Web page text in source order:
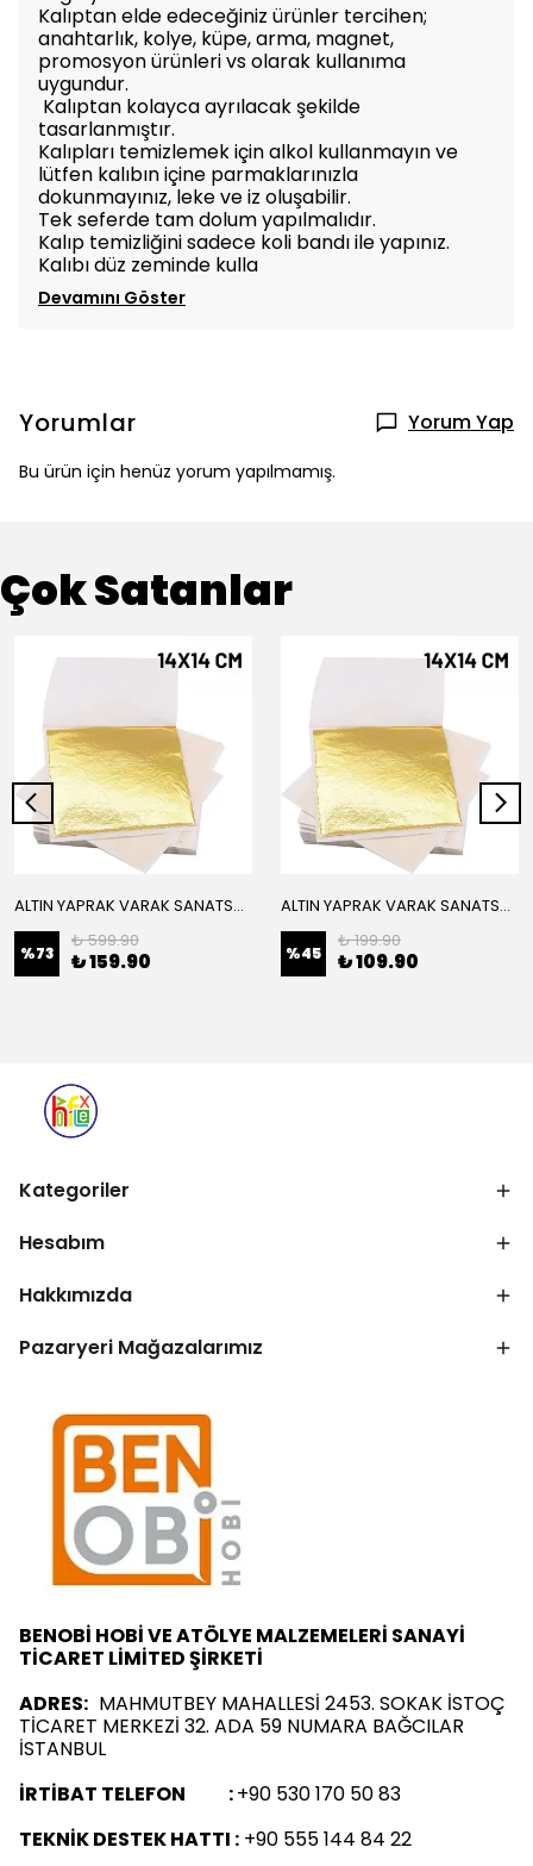
Kalıptan elde edeceğiniz ürünler tercihen;
anahtarlık, kolye, küpe, arma, magnet,
promosyon ürünleri vs olarak kullanıma
uygundur.
Kalıptan kolayca ayrılacak şekilde
tasarlanmıştır.
Kalıpları temizlemek için alkol kullanmayın ve
lütfen kalıbın içine parmaklarınızla
dokunmayınız, leke ve iz oluşabilir.
Tek seferde tam dolum yapılmalıdır.
Kalıp temizliğini sadece koli bandı ile yapınız.
Kalıbı düz zeminde kulla
Devamını Göster
Yorumlar Yorum Yap
Bu ürün için henüz yorum yapılmamış.
Çok Satanlar
ALTIN YAPRAK VARAK SANATSAL BÜYÜK BOY FOLYO EPOKSİ REÇİNE NAİL ART 16 ADET 14X14 CM ALTIN RENK
%73
₺ 599.90
₺ 159.90
ALTIN YAPRAK VARAK SANATSAL BÜYÜK BOY FOLYO EPOKSİ REÇİNE NAİL ART 8 ADET ALTIN RENK 14X14 CM
%45
₺ 199.90
₺ 109.90
Kategoriler
Hesabım
Hakkımızda
Pazaryeri Mağazalarımız
BENOBİ HOBİ VE ATÖLYE MALZEMELERİ SANAYİ
TİCARET LİMİTED ŞİRKETİ
ADRES: MAHMUTBEY MAHALLESİ 2453. SOKAK İSTOÇ
TİCARET MERKEZİ 32. ADA 59 NUMARA BAĞCILAR
İSTANBUL
İRTİBAT TELEFON :+90 530 170 50 83
TEKNİK DESTEK HATTI : +90 555 144 84 22